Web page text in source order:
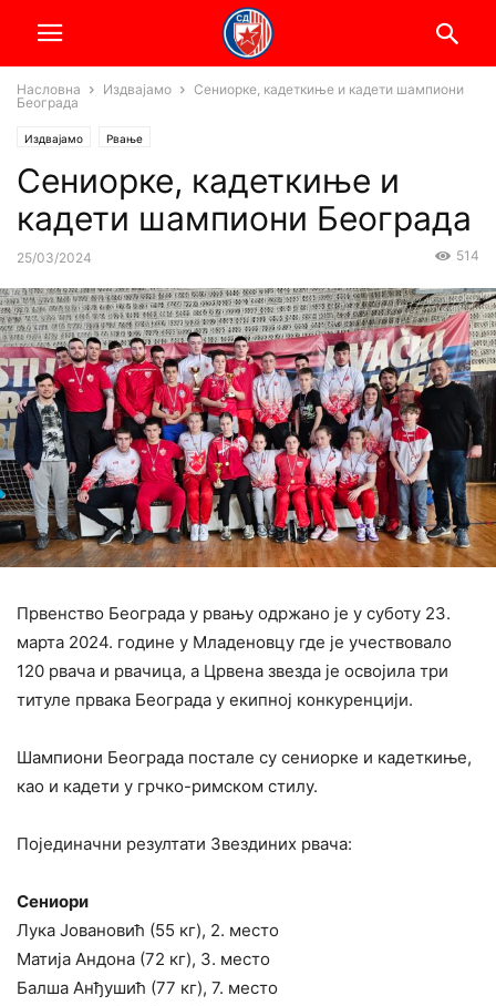
Насловна Издвајамо
Сениорке, кадеткиње и кадети шампиони
Београда
Издвајамо Рвање
Сениорке, кадеткиње и
кадети шампиони Београда
25/03/2024 514
Првенство Београда у рвању одржано је у суботу 23.
марта 2024. године у Младеновцу где је учествовало
120 рвача и рвачица, а Црвена звезда је освојила три
титуле првака Београда у екипној конкуренцији.
Шампиони Београда постале су сениорке и кадеткиње,
као и кадети у грчко-римском стилу.
Појединачни резултати Звездиних рвача:
Сениори
Лука Јовановић (55 кг), 2. место
Матија Андона (72 кг), 3. место
Балша Анђушић (77 кг), 7. место